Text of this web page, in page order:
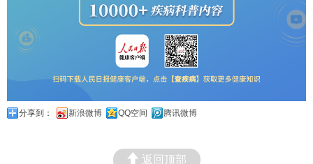
分享到： 新浪微博 QQ空间 腾讯微博
返回顶部